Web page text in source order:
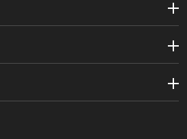
& Kindler Produktdesign
| 1.9 | 2.5 | 3.9 | 5.7